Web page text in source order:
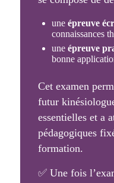
une épreuve
connaissances
une épreuve
bonne
Cet examen
futur
essentielles et a
pédagogiques
formation.
✅ Une fois